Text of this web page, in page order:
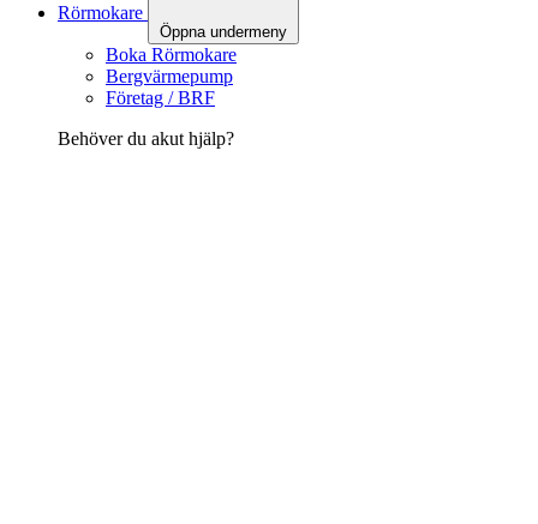
Rörmokare
Öppna undermeny
Boka Rörmokare
Bergvärmepump
Företag / BRF
Behöver du akut hjälp?